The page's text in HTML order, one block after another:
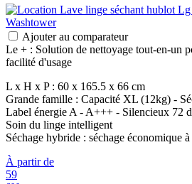
Ajouter au comparateur
Le + : Solution de nettoyage tout-en-un
facilité d'usage
L x H x P : 60 x 165.5 x 66 cm
Grande famille : Capacité XL (12kg) -
Label énergie A - A+++ - Silencieux 72
Soin du linge intelligent
Séchage hybride : séchage économique
À partir de
59